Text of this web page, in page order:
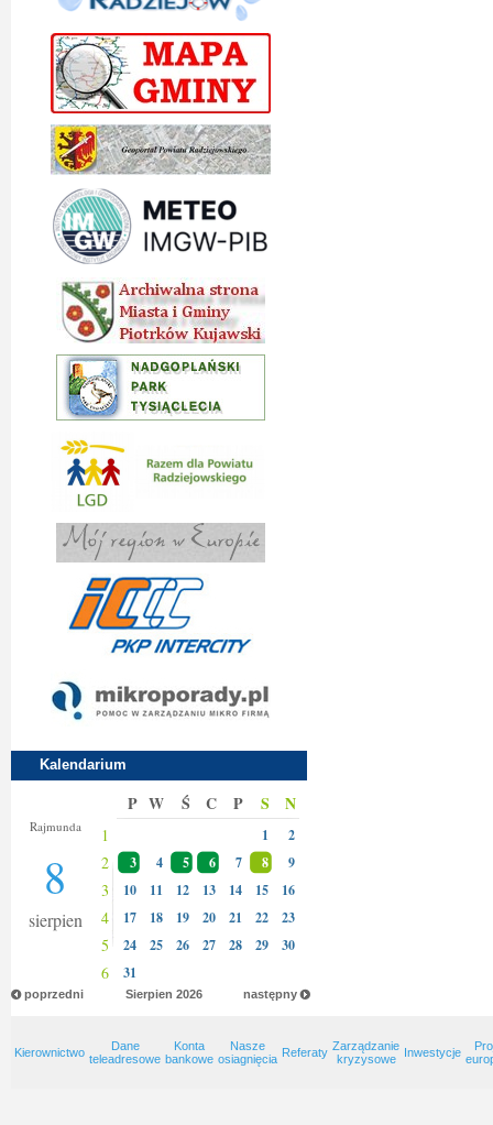
Kalendarium
Rajmunda
8
sierpien
P W Ś C P S N
1 1 2
2 3 4 5 6 7 8 9
3 10 11 12 13 14 15 16
4 17 18 19 20 21 22 23
5 24 25 26 27 28 29 30
6 31
poprzedni następny
Sierpien 2026
Kierownictwo
Dane
teleadresowe
Konta
bankowe
Nasze
osiagnięcia Referaty Zarządzanie
kryzysowe
Inwestycje